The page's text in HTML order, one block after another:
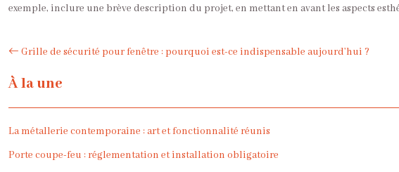
exemple, inclure une brève description du projet, en mettant en avant les aspects
Grille de sécurité pour fenêtre : pourquoi est-ce indispensable aujourd’hui ?
À la une
La métallerie contemporaine : art et fonctionnalité réunis
Porte coupe-feu : réglementation et installation obligatoire